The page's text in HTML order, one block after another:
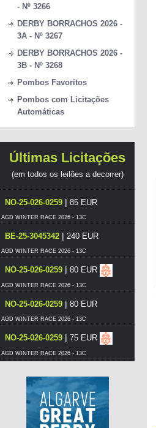
- Nº 3266
DERBY BORRACHOS 2026 -
3A - Nº 3267
DERBY BORRACHOS 2026 -
3B - Nº 3268
Pombos Favoritos
Pombos com Licitações
Automáticas
Últimas Licitações
(em todos os leilões a decorrer)
NO-25-026-0259 | 85 EUR
AGD WINTER RACE 2026 - 13C
BE-25-3045342 | 240 EUR
AGD WINTER RACE 2026 - 13C
NO-25-026-0259 | 80 EUR
AGD WINTER RACE 2026 - 13C
NO-25-026-0259 | 80 EUR
AGD WINTER RACE 2026 - 13C
NO-25-026-0259 | 75 EUR
AGD WINTER RACE 2026 - 13C
AGD WINTER RACE 2026 - 13C
DE-25-04857-1313|70 EUR
AGD WINTER RACE 2026 - 13C